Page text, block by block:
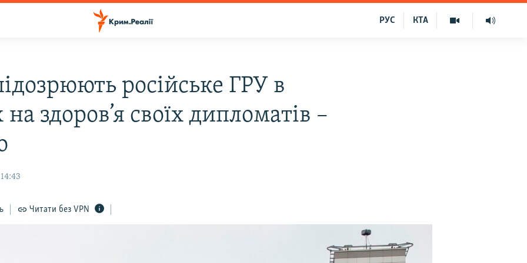
КТА
РУС
російське ГРУ в
на здоров’я своїх дипломатів –
Читати без VPN